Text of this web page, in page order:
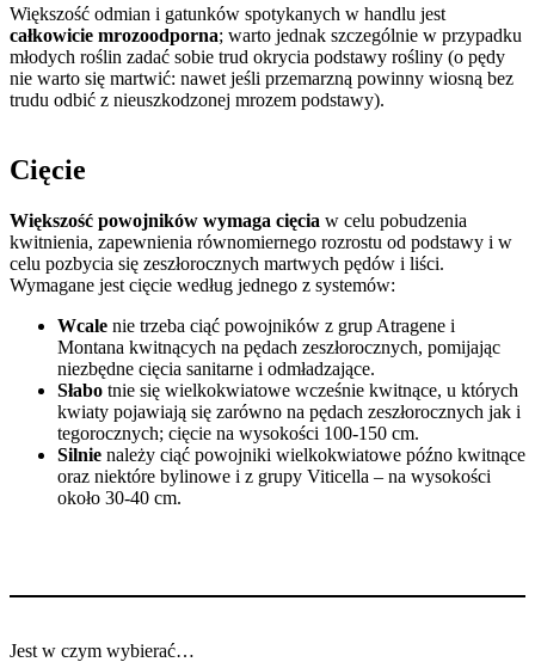
Większość odmian i gatunków spotykanych w handlu jest
całkowicie mrozoodporna; warto jednak szczególnie w przypadku
młodych roślin zadać sobie trud okrycia podstawy rośliny (o pędy
nie warto się martwić: nawet jeśli przemarzną powinny wiosną bez
trudu odbić z nieuszkodzonej mrozem podstawy).
Cięcie
Większość powojników wymaga cięcia w celu pobudzenia
kwitnienia, zapewnienia równomiernego rozrostu od podstawy i w
celu pozbycia się zeszłorocznych martwych pędów i liści.
Wymagane jest cięcie według jednego z systemów:
Wcale nie trzeba ciąć powojników z grup Atragene i
Montana kwitnących na pędach zeszłorocznych, pomijając
niezbędne cięcia sanitarne i odmładzające.
Słabo tnie się wielkokwiatowe wcześnie kwitnące, u których
kwiaty pojawiają się zarówno na pędach zeszłorocznych jak i
tegorocznych; cięcie na wysokości 100-150 cm.
Silnie należy ciąć powojniki wielkokwiatowe późno kwitnące
oraz niektóre bylinowe i z grupy Viticella – na wysokości
około 30-40 cm.
Jest w czym wybierać…